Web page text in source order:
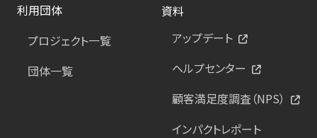
利用団体
プロジェクト一覧
団体一覧
資料
アップデート
ヘルプセンター
顧客満足度調査（NPS）
インパクトレポート